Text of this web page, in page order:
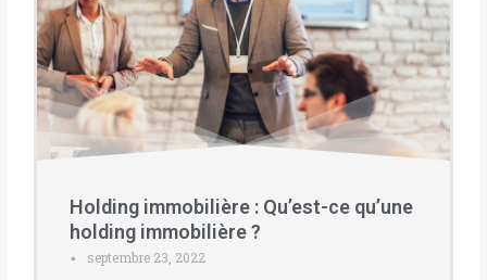
Holding immobilière : Qu’est-ce qu’une
holding immobilière ?
• septembre 23, 2022